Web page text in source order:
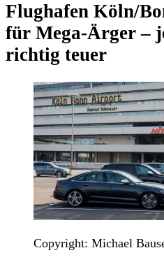
Flughafen Köln/
für Mega-Ärger –
richtig teuer
Copyright: Michael